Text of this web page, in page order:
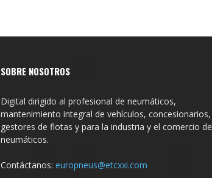
SOBRE NOSOTROS
Digital dirigido al profesional de neumáticos,
mantenimiento integral de vehículos, concesionarios,
gestores de flotas y para la industria y el comercio de
neumáticos.
Contáctanos: europneus@etcxxi.com